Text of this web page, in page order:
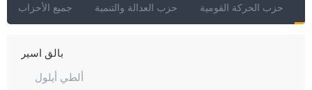
جميع الأحزاب حزب العدالة والتنمية حزب الحركة القومية
أيدن
بالق أسير
ألطي أيلول